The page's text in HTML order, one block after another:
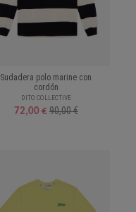
Sudadera polo marine con
cordón
DITO COLLECTIVE
72,00 € 90,00 €